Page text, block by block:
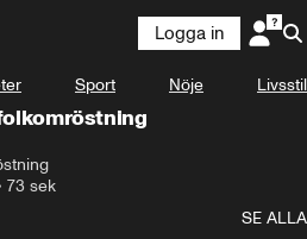
Logga in
Sport Nöje Livsstil
73 sek
SE ALLA